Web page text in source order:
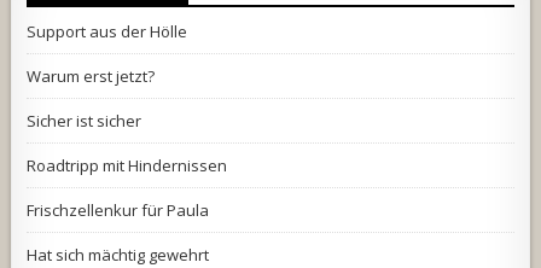
Support aus der Hölle
Warum erst jetzt?
Sicher ist sicher
Roadtripp mit Hindernissen
Frischzellenkur für Paula
Hat sich mächtig gewehrt